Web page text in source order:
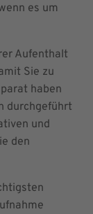
es um
Aufenthalt
Sie zu
haben
durchgeführt
und
den